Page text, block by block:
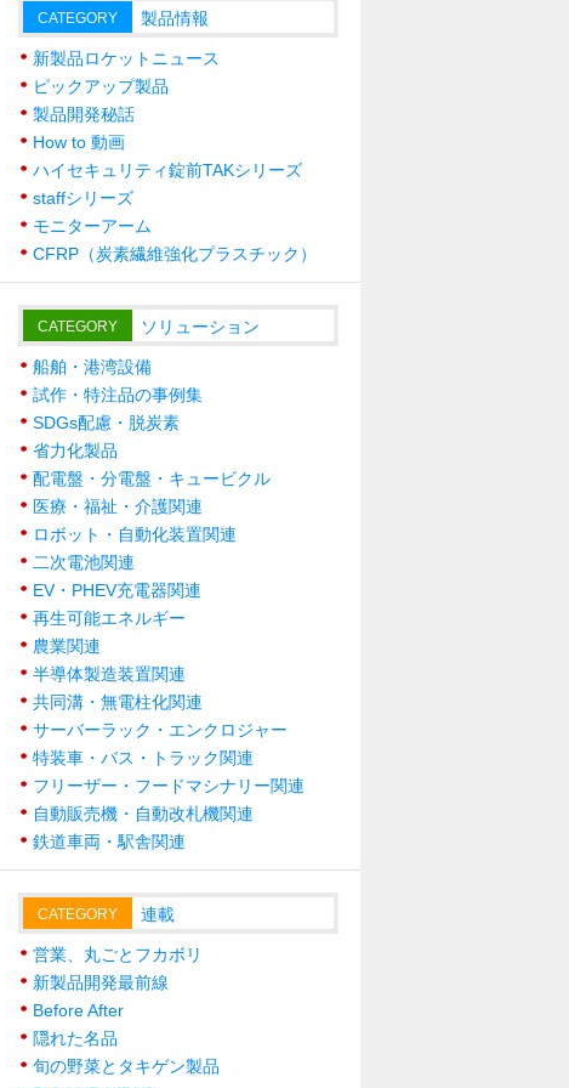
CATEGORY 製品情報
新製品ロケットニュース
ピックアップ製品
製品開発秘話
How to 動画
ハイセキュリティ錠前TAKシリーズ
staffシリーズ
モニターアーム
CFRP（炭素繊維強化プラスチック）
CATEGORY ソリューション
船舶・港湾設備
試作・特注品の事例集
SDGs配慮・脱炭素
省力化製品
配電盤・分電盤・キュービクル
医療・福祉・介護関連
ロボット・自動化装置関連
二次電池関連
EV・PHEV充電器関連
再生可能エネルギー
農業関連
半導体製造装置関連
共同溝・無電柱化関連
サーバーラック・エンクロジャー
特装車・バス・トラック関連
フリーザー・フードマシナリー関連
自動販売機・自動改札機関連
鉄道車両・駅舎関連
CATEGORY 連載
営業、丸ごとフカボリ
新製品開発最前線
Before After
隠れた名品
旬の野菜とタキゲン製品